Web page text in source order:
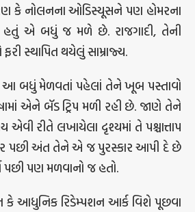
કે નોલનના ઓડિસ્યૂસને પણ હોમરના
એ બધું જ મળે છે. રાજગાદી, તેની
સ્થાપિત થયેલું સામ્રાજ્ય.
આ બધું મેળવતાં પહેલાં તેને ખૂબ પસ્તાવો
એને બૅડ ટ્રિપ મળી રહી છે. જાણે તેને
એવી રીતે લખાયેલા દૃશ્યમાં તે પશ્ચાત્તાપ
પછી અંત તેને એ જ પુરસ્કાર આપી દે છે
પછી પણ મળવાનો જ હતો.
કે આધુનિક રિડેમ્પશન આર્ક વિશે પૂછવા